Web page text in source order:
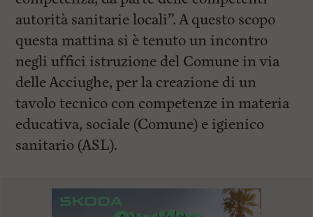
autorità sanitarie locali”. A questo scopo
questa mattina si è tenuto un incontro
negli uffici istruzione del Comune in via
delle Acciughe, per la creazione di un
tavolo tecnico con competenze in materia
educativa, sociale (Comune) e igienico
sanitario (ASL).